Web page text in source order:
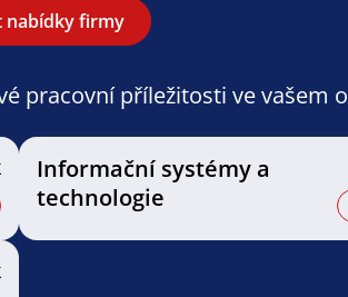
nabídky firmy
pracovní příležitosti ve vašem
Informační systémy a
technologie